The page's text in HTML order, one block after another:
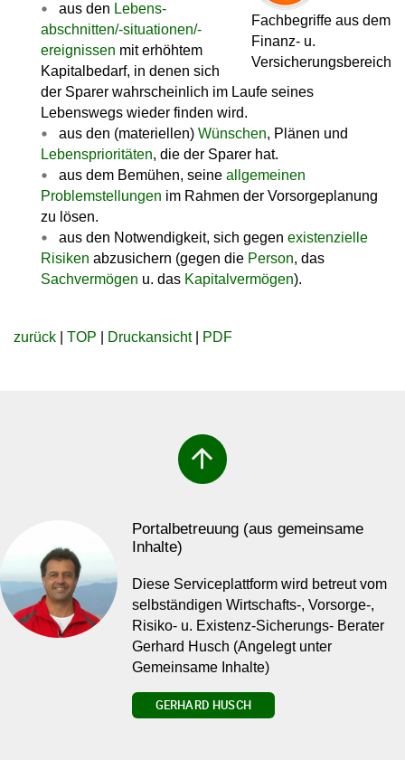
Fachbegriffe aus dem
Finanz- u.
Versicherungsbereich
aus den Lebens-
abschnitten/-situationen/-
ereignissen mit erhöhtem
Kapitalbedarf, in denen sich
der Sparer wahrscheinlich im Laufe seines
Lebenswegs wieder finden wird.
aus den (materiellen) Wünschen, Plänen und
Lebensprioritäten, die der Sparer hat.
aus dem Bemühen, seine allgemeinen
Problemstellungen im Rahmen der Vorsorgeplanung
zu lösen.
aus den Notwendigkeit, sich gegen existenzielle
Risiken abzusichern (gegen die Person, das
Sachvermögen u. das Kapitalvermögen).
zurück TOP Druckansicht| PDF
arrow_upward
Portalbetreuung (aus gemeinsame
Inhalte)
Diese Serviceplattform wird betreut vom
selbständigen Wirtschafts-, Vorsorge-,
Risiko- u. Existenz-Sicherungs- Berater
Gerhard Husch (Angelegt unter
Gemeinsame Inhalte)
GERHARD HUSCH